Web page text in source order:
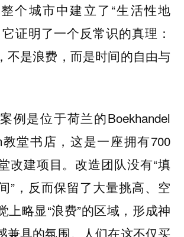
个城市中建立了“生活性地
证明了一个反常识的真理：
不是浪费，而是时间的自由与
例是位于荷兰的Boekhandel
教堂书店，这是一座拥有700
改建项目。改造团队没有“填
”，反而保留了大量挑高、空
上略显“浪费”的区域，形成神
兼具的氛围。人们在这不仅买